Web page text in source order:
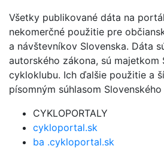
Všetky publikované dáta na
nekomerčné použitie pre
a návštevníkov Slovenska. Dáta
autorského zákona, sú majetkom
cykloklubu. Ich ďalšie použitie a
písomným súhlasom
CYKLOPORTALY
cykloportal.sk
ba .cykloportal.sk